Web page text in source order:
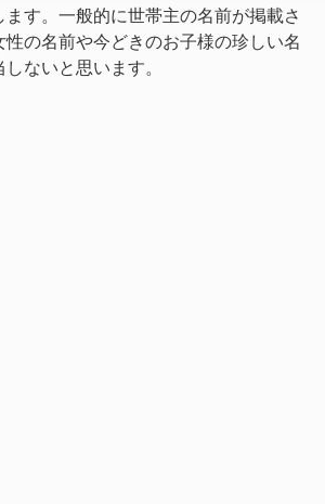
す。一般的に世帯主の名前が掲載さ
の名前や今どきのお子様の珍しい名
ないと思います。